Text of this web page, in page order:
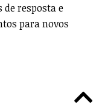
resposta e
para novos